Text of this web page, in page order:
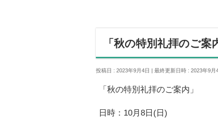
「秋の特別礼拝のご案
投稿日 : 2023年9月4日 最終更新日時 : 2023年9月
「秋の特別礼拝のご案内」
日時：10月8日(日)